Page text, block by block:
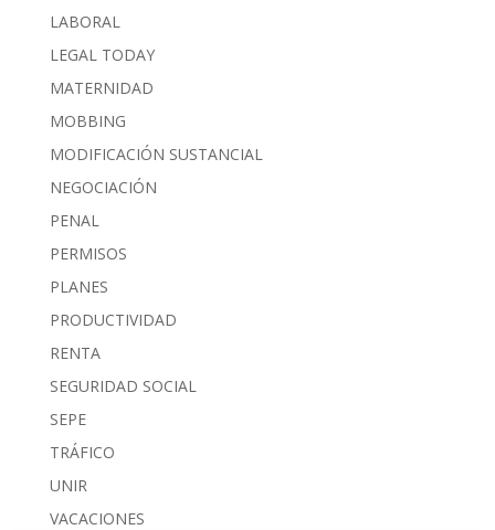
LABORAL
LEGAL TODAY
MATERNIDAD
MOBBING
MODIFICACIÓN SUSTANCIAL
NEGOCIACIÓN
PENAL
PERMISOS
PLANES
PRODUCTIVIDAD
RENTA
SEGURIDAD SOCIAL
SEPE
TRÁFICO
UNIR
VACACIONES